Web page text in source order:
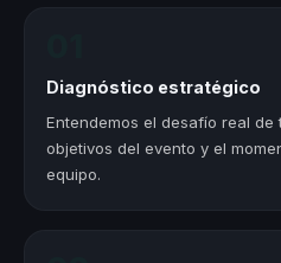
Diagnóstico estratégico
Entendemos el desafío real
objetivos del evento y el
equipo.